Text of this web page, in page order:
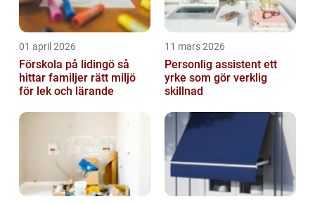
01 april 2026
Förskola på lidingö så
hittar familjer rätt miljö
för lek och lärande
11 mars 2026
Personlig assistent ett
yrke som gör verklig
skillnad